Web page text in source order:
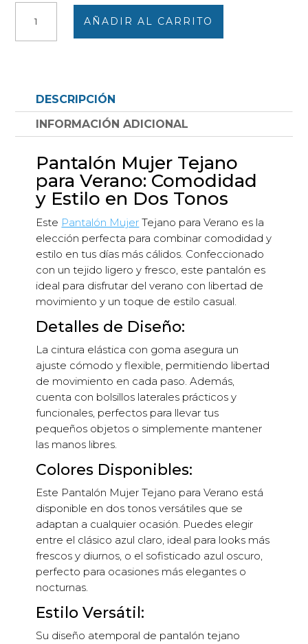
mujer
tejano
cintura
cantidad
AÑADIR AL CARRITO
DESCRIPCIÓN
INFORMACIÓN ADICIONAL
Pantalón Mujer Tejano
para Verano: Comodidad
y Estilo en Dos Tonos
Este Pantalón Mujer Tejano para Verano es la
elección perfecta para combinar comodidad y
estilo en tus días más cálidos. Confeccionado
con un tejido ligero y fresco, este pantalón es
ideal para disfrutar del verano con libertad de
movimiento y un toque de estilo casual.
Detalles de Diseño:
La cintura elástica con goma asegura un
ajuste cómodo y flexible, permitiendo libertad
de movimiento en cada paso. Además,
cuenta con bolsillos laterales prácticos y
funcionales, perfectos para llevar tus
pequeños objetos o simplemente mantener
las manos libres.
Colores Disponibles:
Este Pantalón Mujer Tejano para Verano está
disponible en dos tonos versátiles que se
adaptan a cualquier ocasión. Puedes elegir
entre el clásico azul claro, ideal para looks más
frescos y diurnos, o el sofisticado azul oscuro,
perfecto para ocasiones más elegantes o
nocturnas.
Estilo Versátil:
Su diseño atemporal de pantalón tejano